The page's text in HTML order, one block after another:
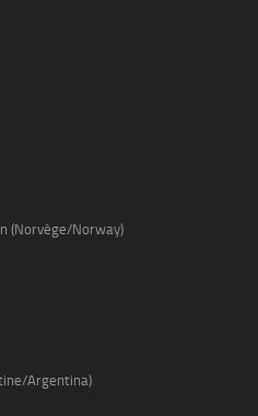
(Norvège/Norway)
Argentina)